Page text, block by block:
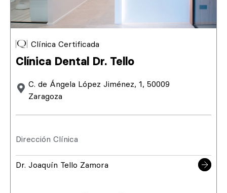
Clínica Certificada
Clínica Dental Dr. Tello
C. de Ángela López Jiménez, 1, 50009
Zaragoza
Dirección Clínica
Dr. Joaquín Tello Zamora